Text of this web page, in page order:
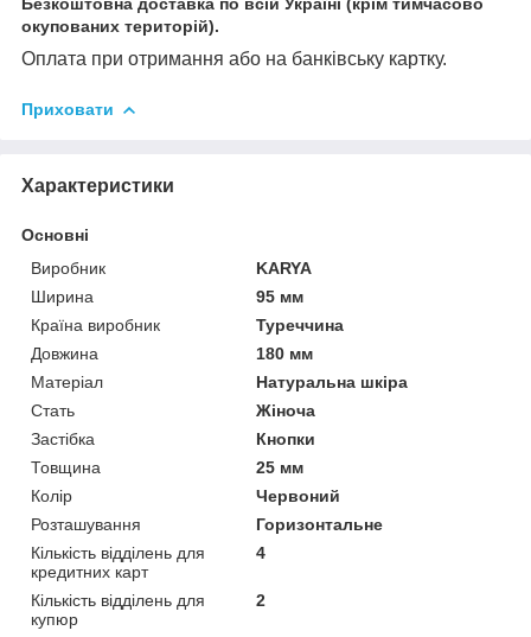
окупованих територій).
Оплата при отримання або на банківську картку.
Приховати
Характеристики
Основні
Виробник
KARYA
Ширина
95 мм
Країна виробник
Туреччина
Довжина
180 мм
Матеріал
Натуральна шкіра
Стать
Жіноча
Застібка
Кнопки
Товщина
25 мм
Колір
Червоний
Розташування
Горизонтальне
Кількість відділень для
кредитних карт
4
Кількість відділень для
купюр
2